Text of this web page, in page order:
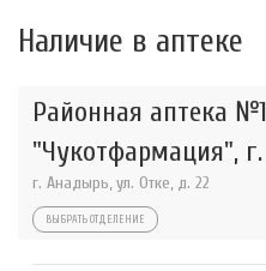
Наличие в аптеке
Районная аптека
"Чукотфармация",
г. Анадырь, ул. Отке, д. 22
ВЫБРАТЬ ОТДЕЛЕНИЕ